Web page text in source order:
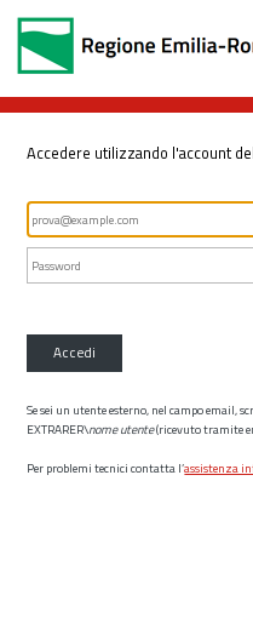
Accedere utilizzando l'account
Accedi
Se sei un utente esterno, nel campo email,
EXTRARER\nome utente(ricevuto tramite
Per problemi tecnici contatta l’assistenza